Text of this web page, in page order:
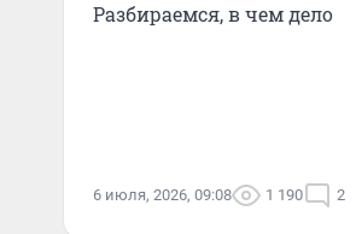
Разбираемся, в чем дело
6 июля, 2026, 09:08 1 190 2